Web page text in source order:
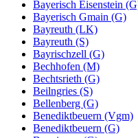
Bayerisch Eisenstein
Bayerisch Gmain (G)
Bayreuth (LK)
Bayreuth (S)
Bayrischzell (G)
Bechhofen (M)
Bechtsrieth (G)
Beilngries (S)
Bellenberg (G)
Benediktbeuern (Vgm)
Benediktbeuern (G)